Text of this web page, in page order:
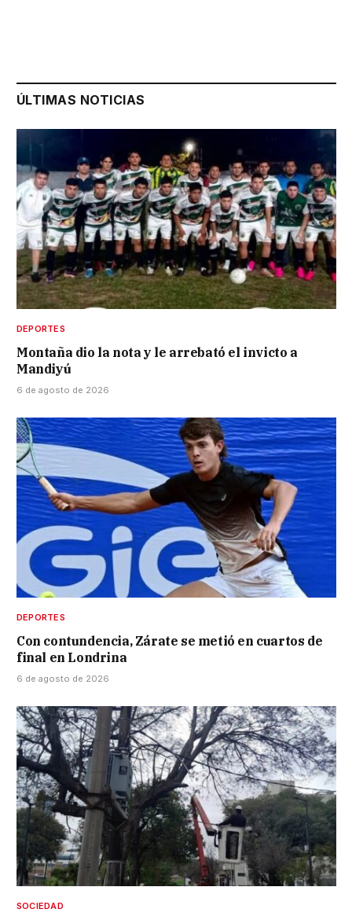
ÚLTIMAS NOTICIAS
DEPORTES
Montaña dio la nota y le arrebató el invicto a
Mandiyú
6 de agosto de 2026
DEPORTES
Con contundencia, Zárate se metió en cuartos de
final en Londrina
6 de agosto de 2026
SOCIEDAD